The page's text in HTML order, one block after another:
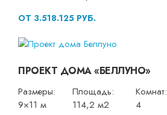
ОТ 3.518.125 РУБ.
ПРОЕКТ ДОМА «БЕЛЛУНО»
Размеры:
9×11 м
Площадь:
114,2 м2
Комнат:
4